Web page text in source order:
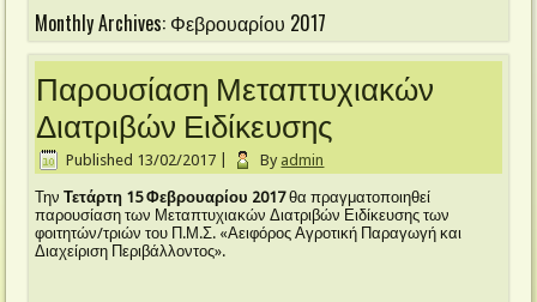
Monthly Archives: Φεβρουαρίου 2017
Παρουσίαση Μεταπτυχιακών
Διατριβών Ειδίκευσης
Published 13/02/2017 By admin
ΤηνΤετάρτη 15 Φεβρουαρίου 2017θα πραγματοποιηθεί
παρουσίαση των Μεταπτυχιακών Διατριβών Ειδίκευσης των
φοιτητών/τριών του Π.Μ.Σ. «Αειφόρος Αγροτική Παραγωγή και
Διαχείριση Περιβάλλοντος».